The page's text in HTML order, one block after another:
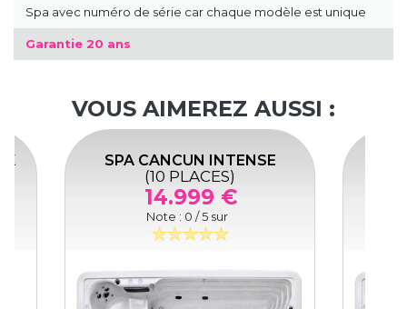
Spa avec numéro de série car chaque modèle est unique
Garantie 20 ans
VOUS AIMEREZ AUSSI :
SPA CANCUN INTENSE
(10 PLACES)
14.999 €
Note : 0 / 5 sur